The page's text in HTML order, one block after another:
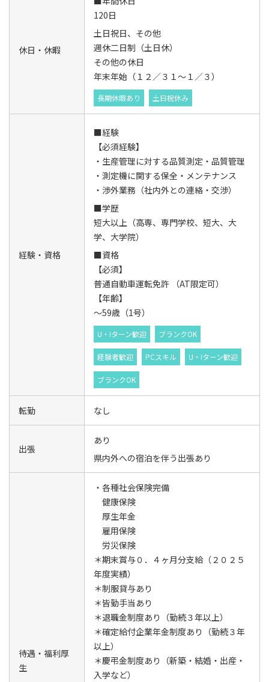
休日・休暇
120日
土日祝日、その他
週休二日制（土日休）
その他の休日
年末年始（１２／３１～１／３）
長期休暇あり 土日祝休み
経験・資格
■経験
【必須経験】
・生産管理に対する品質測定・品質管理
・測定機に関する保全・メンテナンス
・渉外業務（社内外との連絡・交渉）
■学歴
短大以上（高専、専門学校、短大、大
学、大学院）
■資格
【必須】
普通自動車運転免許 （AT限定可）
【年齢】
～59歳（1号）
U・Iターン歓迎 ブランクOK
経験者歓迎 PCスキル U・Iターン歓迎
ブランクOK
転勤 なし
出張
あり
県内外への宿泊を伴う出張あり
待遇・福利厚
生
・各種社会保険完備
健康保険
厚生年金
雇用保険
労災保険
＊期末賞与０．４ヶ月分支給（２０２５
年度実績）
＊制服貸与あり
＊皆勤手当あり
＊退職金制度あり（勤続３年以上）
＊確定給付企業年金制度あり（勤続３年
以上）
＊慶弔金制度あり（新築・結婚・出産・
入学など）